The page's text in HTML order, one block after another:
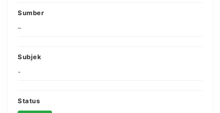
Sumber
–
Subjek
-
Status